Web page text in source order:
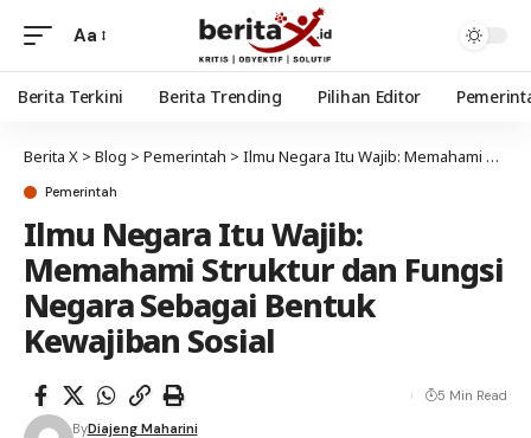
Aa
Berita Terkini Berita Trending Pilihan Editor
Berita X > Blog > Pemerintah > Ilmu Negara Itu Wajib: Memahami Struktur dan Fungsi Negara Sebagai Bentuk Kewajiban Sosial
Pemerintah
Ilmu Negara Itu Wajib:
Memahami Struktur dan Fungsi
Negara Sebagai Bentuk
Kewajiban Sosial
ByDiajeng Maharini
5 Min Read